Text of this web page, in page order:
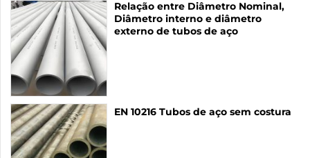
Relação entre Diâmetro Nominal,
Diâmetro interno e diâmetro
externo de tubos de aço
EN 10216 Tubos de aço sem costura